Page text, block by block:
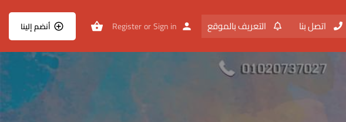
اتصل بنا التعريف بالموقع Sign in
or
Register أنضم إلينا